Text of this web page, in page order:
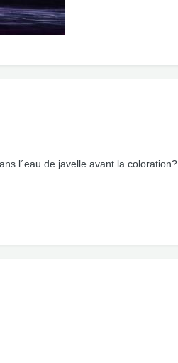
l´eau de javelle avant la coloration?